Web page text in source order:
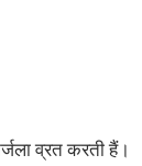
व्रत करती हैं।